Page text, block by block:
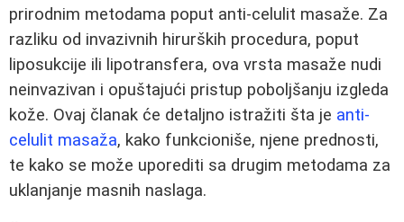
prirodnim metodama poput anti-celulit masaže. Za
razliku od invazivnih hirurških procedura, poput
liposukcije ili lipotransfera, ova vrsta masaže nudi
neinvazivan i opuštajući pristup poboljšanju izgleda
kože. Ovaj članak će detaljno istražiti šta je anti-
celulit masaža, kako funkcioniše, njene prednosti,
te kako se može uporediti sa drugim metodama za
uklanjanje masnih naslaga.